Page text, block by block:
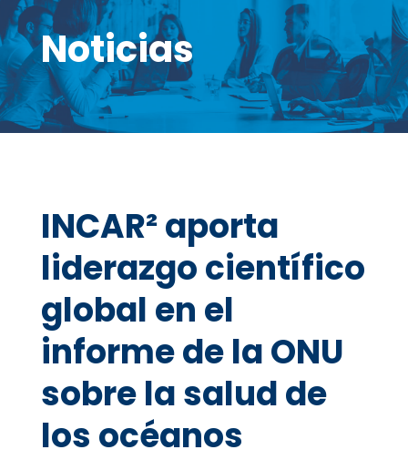
Noticias
INCAR² aporta
liderazgo científico
global en el
informe de la ONU
sobre la salud de
los océanos